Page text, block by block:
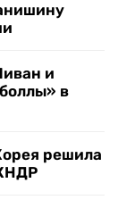
и
в
решила